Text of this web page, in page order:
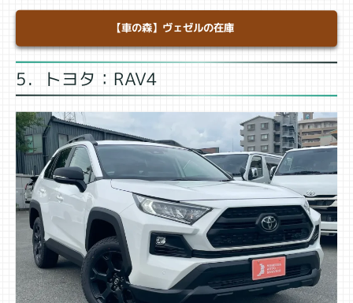
【車の森】ヴェゼルの在庫
5．トヨタ：RAV4